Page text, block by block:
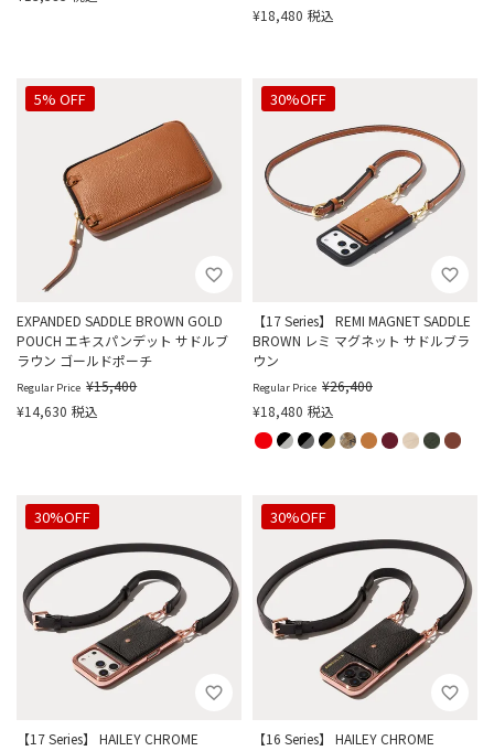
¥18,480 税込
EXPANDED SADDLE BROWN GOLD
POUCH エキスパンデット サドルブ
ラウン ゴールドポーチ
5% OFF
Regular Price ¥15,400
¥14,630 税込
【17 Series】 REMI MAGNET SADDLE
BROWN レミ マグネット サドルブラ
ウン
30%OFF
Regular Price ¥26,400
¥18,480 税込
【17 Series】 HAILEY CHROME
30%OFF
【16 Series】 HAILEY CHROME
30%OFF